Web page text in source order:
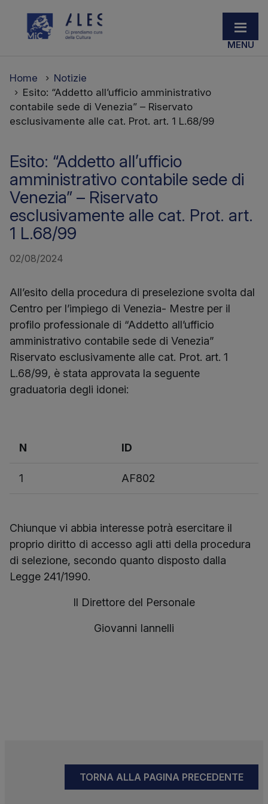
Home
Notizie
Esito: “Addetto all’ufficio amministrativo
contabile sede di Venezia” – Riservato
esclusivamente alle cat. Prot. art. 1 L.68/99
Esito: “Addetto all’ufficio
amministrativo contabile sede di
Venezia” – Riservato
esclusivamente alle cat. Prot. art.
1 L.68/99
02/08/2024
All’esito della procedura di preselezione svolta dal
Centro per l’impiego di Venezia- Mestre per il
profilo professionale di “Addetto all’ufficio
amministrativo contabile sede di Venezia”
Riservato esclusivamente alle cat. Prot. art. 1
L.68/99, è stata approvata la seguente
graduatoria degli idonei:
N ID
1 AF802
Chiunque vi abbia interesse potrà esercitare il
proprio diritto di accesso agli atti della procedura
di selezione, secondo quanto disposto dalla
Legge 241/1990.
Il Direttore del Personale
Giovanni Iannelli
TORNA ALLA PAGINA PRECEDENTE